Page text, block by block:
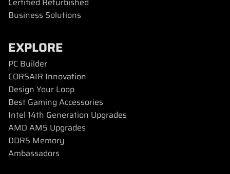
Business Solutions
EXPLORE
PC Builder
CORSAIR Innovation
Design Your Loop
Best Gaming Accessories
Intel 14th Generation Upgrades
AMD AM5 Upgrades
DDR5 Memory
Ambassadors